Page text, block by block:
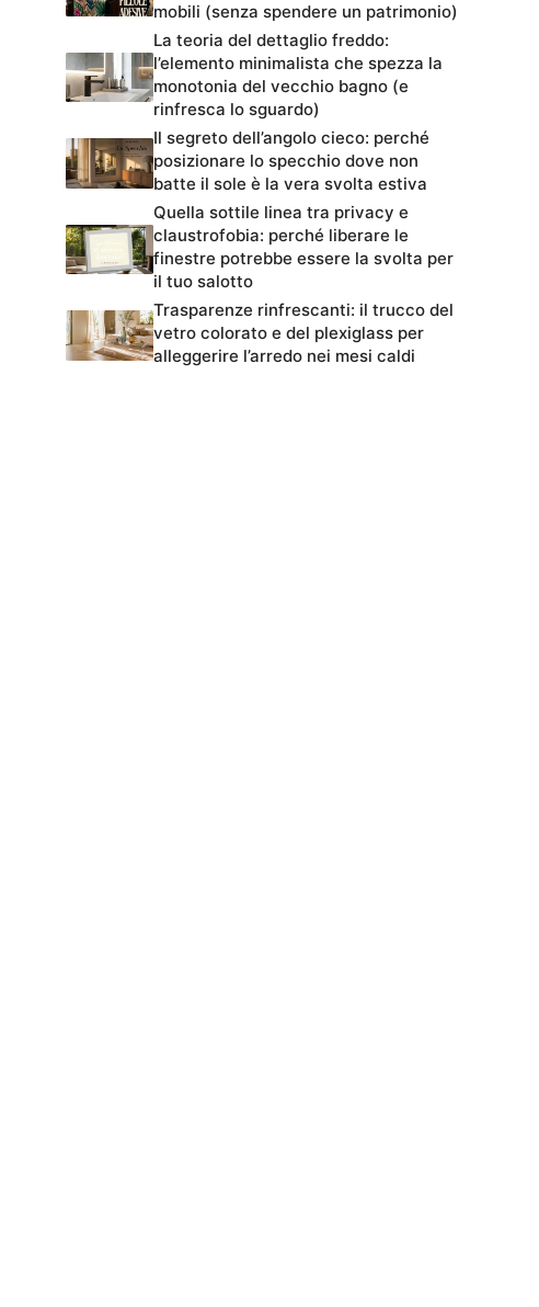
mobili (senza spendere un patrimonio)
La teoria del dettaglio freddo:
l’elemento minimalista che spezza la
monotonia del vecchio bagno (e
rinfresca lo sguardo)
Il segreto dell’angolo cieco: perché
posizionare lo specchio dove non
batte il sole è la vera svolta estiva
Quella sottile linea tra privacy e
claustrofobia: perché liberare le
finestre potrebbe essere la svolta per
il tuo salotto
Trasparenze rinfrescanti: il trucco del
vetro colorato e del plexiglass per
alleggerire l’arredo nei mesi caldi